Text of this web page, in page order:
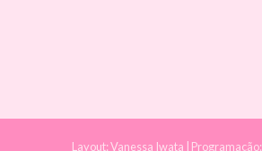
Layout:Vanessa Iwata | Programação: